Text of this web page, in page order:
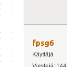
fpsg6
Käyttäjä